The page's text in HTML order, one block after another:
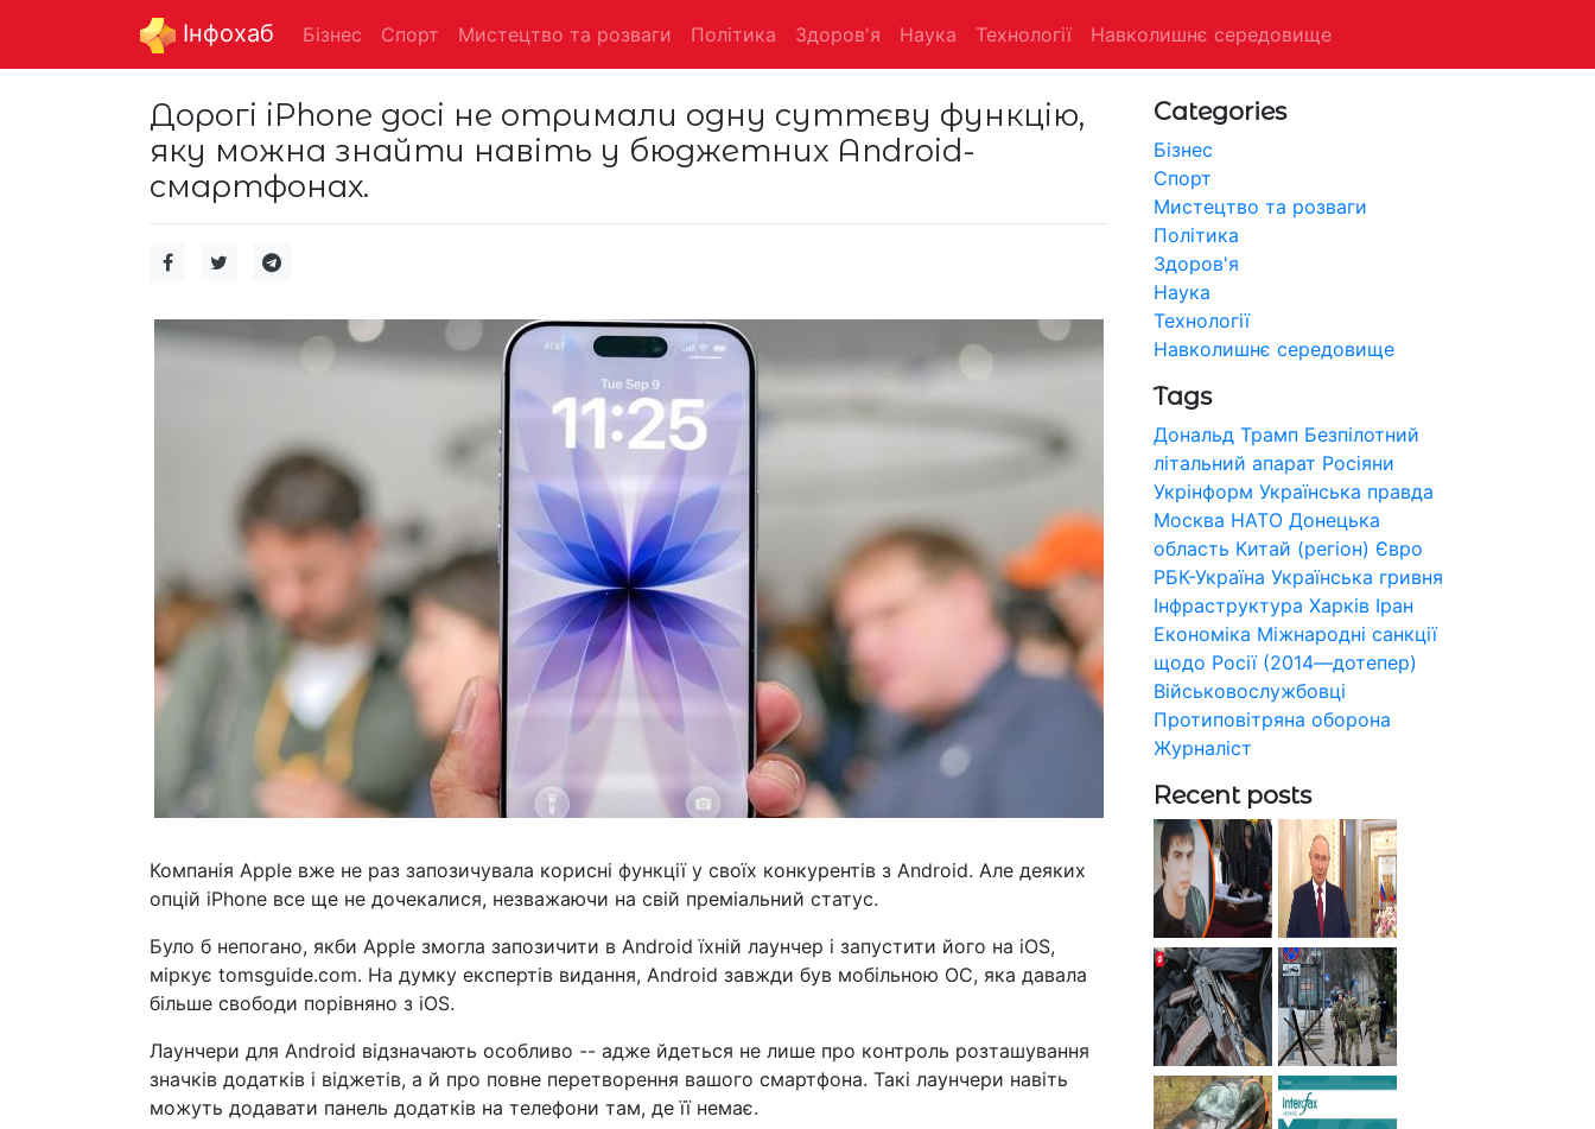
Інфохаб Бізнес Спорт Мистецтво та розваги Політика Здоров'я Наука Технології Навколишнє середовище
Дорогі iPhone досі не отримали одну суттєву функцію,
яку можна знайти навіть у бюджетних Android-
смартфонах.
Компанія Apple вже не раз запозичувала корисні функції у своїх конкурентів з Android. Але деяких
опцій iPhone все ще не дочекалися, незважаючи на свій преміальний статус.
Було б непогано, якби Apple змогла запозичити в Android їхній лаунчер і запустити його на iOS,
міркує tomsguide.com. На думку експертів видання, Android завжди був мобільною ОС, яка давала
більше свободи порівняно з iOS.
Лаунчери для Android відзначають особливо -- адже йдеться не лише про контроль розташування
значків додатків і віджетів, а й про повне перетворення вашого смартфона. Такі лаунчери навіть
можуть додавати панель додатків на телефони там, де її немає.
Categories
Бізнес
Спорт
Мистецтво та розваги
Політика
Здоров'я
Наука
Технології
Навколишнє середовище
Tags
Дональд Трамп Безпілотний
літальний апарат Росіяни
Укрінформ Українська правда
Москва НАТО Донецька
область Китай (регіон) Євро
РБК-Україна Українська гривня
Інфраструктура Харків Іран
Економіка Міжнародні санкції
щодо Росії (2014—дотепер)
Військовослужбовці
Протиповітряна оборона
Журналіст
Recent posts